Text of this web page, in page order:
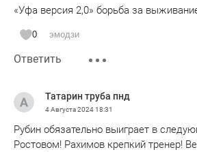
«Уфа версия 2,0» борьба за
0 эмодзи
Ответить
Татарин труба пнд
4 Августа 202418:31
Рубин обязательно выиграет в
Ростовом! Рахимов крепкий тренер!